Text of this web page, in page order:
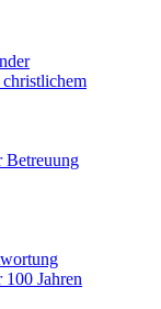
Betreuung
Jahren